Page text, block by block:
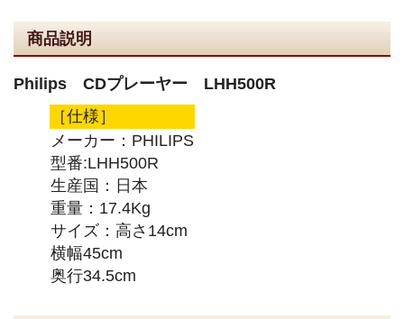
商品説明
Philips CDプレーヤー LHH500R
［仕様］
メーカー：PHILIPS
型番:LHH500R
生産国：日本
重量：17.4Kg
サイズ：高さ14cm
横幅45cm
奥行34.5cm